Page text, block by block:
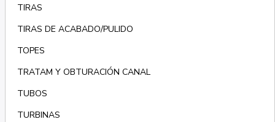
TIRAS
TIRAS DE ACABADO/PULIDO
TOPES
TRATAM Y OBTURACIÓN CANAL
TUBOS
TURBINAS